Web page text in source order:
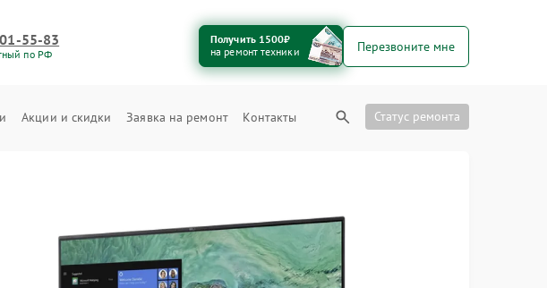
55-83
по РФ
Получить 1500₽
на ремонт техники
Перезвоните мне
Акции и скидки Заявка на ремонт Контакты Статус ремонта